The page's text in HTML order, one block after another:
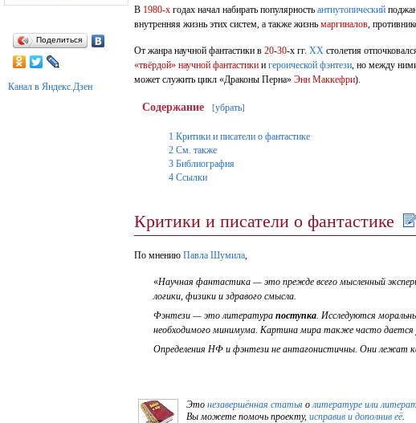
Поделиться
Канал в Яндекс.Дзен
В 1980-х годах начал набирать популярность антиутопический
внутренняя жизнь этих систем, а также жизнь маргиналов,
От жанра научной фантастики в 20-30-х гг. XX столетия
«твёрдой» научной фантастики и героической фэнтези, но между ними
может служить цикл «Драконы Перна» Энн Маккефри).
Содержание [убрать]
1 Критики и писатели о фантастике
2 См. также
3 Библиография
4 Ссылки
Критики и писатели о фантастике
По мнению Павла Шумила
«Научная фантастика — это прежде всего мысленный
логики, физики и здравого смысла.
Фэнтези — это литературапоступка . Исследуются
необходимого минимума. Картина мира также часто дается
Определения НФ и фэнтези не антагонистичны. Они лежат
Это незавершённая статья о литературе или
Вы можете помочь проекту, исправив и дополнив её.